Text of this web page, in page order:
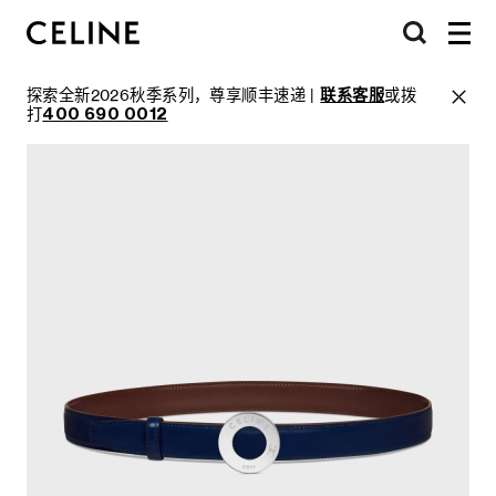
探索全新2026秋季系列，尊享顺丰速递 |联系客服或拨
打400 690 0012